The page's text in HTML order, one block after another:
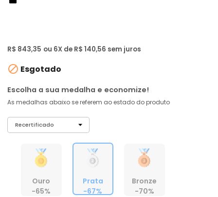
R$ 843,35 ou 6X de R$ 140,56 sem juros
 Esgotado
Escolha a sua medalha e economize!
As medalhas abaixo se referem ao estado do produto
Ouro
-65%
Prata
-67%
Bronze
-70%